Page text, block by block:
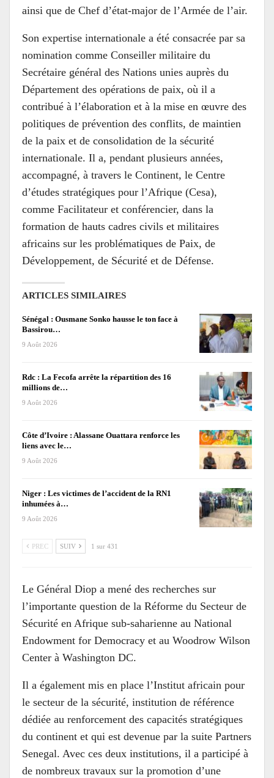
ainsi que de Chef d’état-major de l’Armée de l’air.
Son expertise internationale a été consacrée par sa
nomination comme Conseiller militaire du
Secrétaire général des Nations unies auprès du
Département des opérations de paix, où il a
contribué à l’élaboration et à la mise en œuvre des
politiques de prévention des conflits, de maintien
de la paix et de consolidation de la sécurité
internationale. Il a, pendant plusieurs années,
accompagné, à travers le Continent, le Centre
d’études stratégiques pour l’Afrique (Cesa),
comme Facilitateur et conférencier, dans la
formation de hauts cadres civils et militaires
africains sur les problématiques de Paix, de
Développement, de Sécurité et de Défense.
ARTICLES SIMILAIRES
Sénégal : Ousmane Sonko hausse le ton face à
Bassirou…
9 Août 2026
Rdc : La Fecofa arrête la répartition des 16
millions de…
9 Août 2026
Côte d’Ivoire : Alassane Ouattara renforce les
liens avec le…
9 Août 2026
Niger : Les victimes de l’accident de la RN1
inhumées à…
9 Août 2026
PREC SUIV 1 sur 431
Le Général Diop a mené des recherches sur
l’importante question de la Réforme du Secteur de
Sécurité en Afrique sub-saharienne au National
Endowment for Democracy et au Woodrow Wilson
Center à Washington DC.
Il a également mis en place l’Institut africain pour
le secteur de la sécurité, institution de référence
dédiée au renforcement des capacités stratégiques
du continent et qui est devenue par la suite Partners
Senegal. Avec ces deux institutions, il a participé à
de nombreux travaux sur la promotion d’une